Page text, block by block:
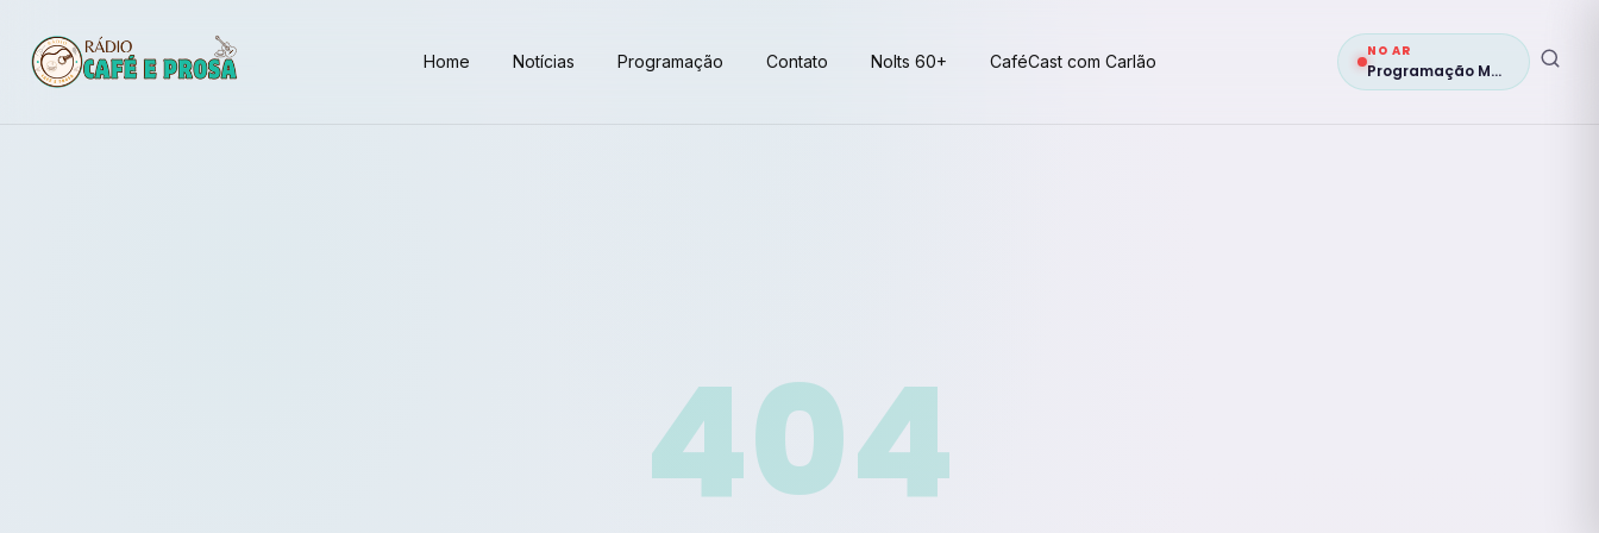
Home Notícias Programação Contato Nolts 60+ CaféCast com Carlão
NO AR
Programação Musical
404